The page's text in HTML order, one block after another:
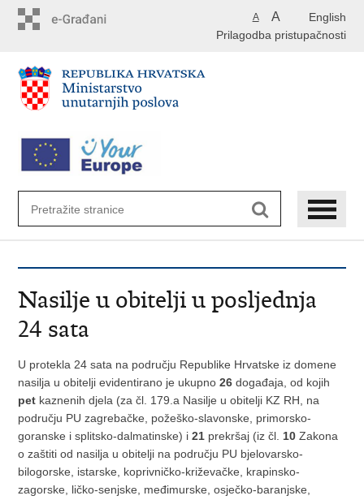
English
A A
Prilagodba pristupačnosti
Nasilje u obitelji u posljednja
24 sata
U protekla 24 sata na području Republike Hrvatske iz domene
nasilja u obitelji evidentirano je ukupno26 događaja, od kojih
pet kaznenih djela (za čl. 179.a Nasilje u obitelji KZ RH, na
području PU zagrebačke, požeško-slavonske, primorsko-
goranske i splitsko-dalmatinske) i21 prekršaj (iz čl. 10 Zakona
o zaštiti od nasilja u obitelji na području PU bjelovarsko-
bilogorske, istarske, koprivničko-križevačke, krapinsko-
zagorske, ličko-senjske, međimurske, osječko-baranjske,